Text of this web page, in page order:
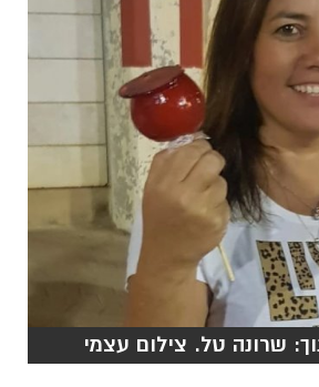
שרונה טל. צילום עצמי